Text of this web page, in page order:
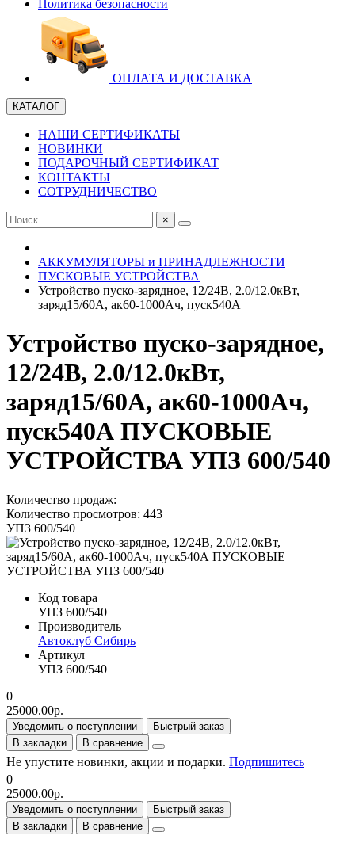
Политика безопасности
ОПЛАТА И ДОСТАВКА
КАТАЛОГ
НАШИ СЕРТИФИКАТЫ
НОВИНКИ
ПОДАРОЧНЫЙ СЕРТИФИКАТ
КОНТАКТЫ
СОТРУДНИЧЕСТВО
×
АККУМУЛЯТОРЫ и ПРИНАДЛЕЖНОСТИ
ПУСКОВЫЕ УСТРОЙСТВА
Устройство пуско-зарядное, 12/24В, 2.0/12.0кВт,
заряд15/60А, ак60-1000Ач, пуск540А
Устройство пуско-зарядное,
12/24В, 2.0/12.0кВт,
заряд15/60А, ак60-1000Ач,
пуск540А ПУСКОВЫЕ
УСТРОЙСТВА УПЗ 600/540
Количество продаж:
Количество просмотров: 443
УПЗ 600/540
Код товара
УПЗ 600/540
Производитель
Автоклуб Сибирь
Артикул
УПЗ 600/540
0
25000.00р.
Уведомить о поступлении
Быстрый заказ
В закладки
В сравнение
Не упустите новинки, акции и подарки. Подпишитесь
0
25000.00р.
Уведомить о поступлении
Быстрый заказ
В закладки
В сравнение